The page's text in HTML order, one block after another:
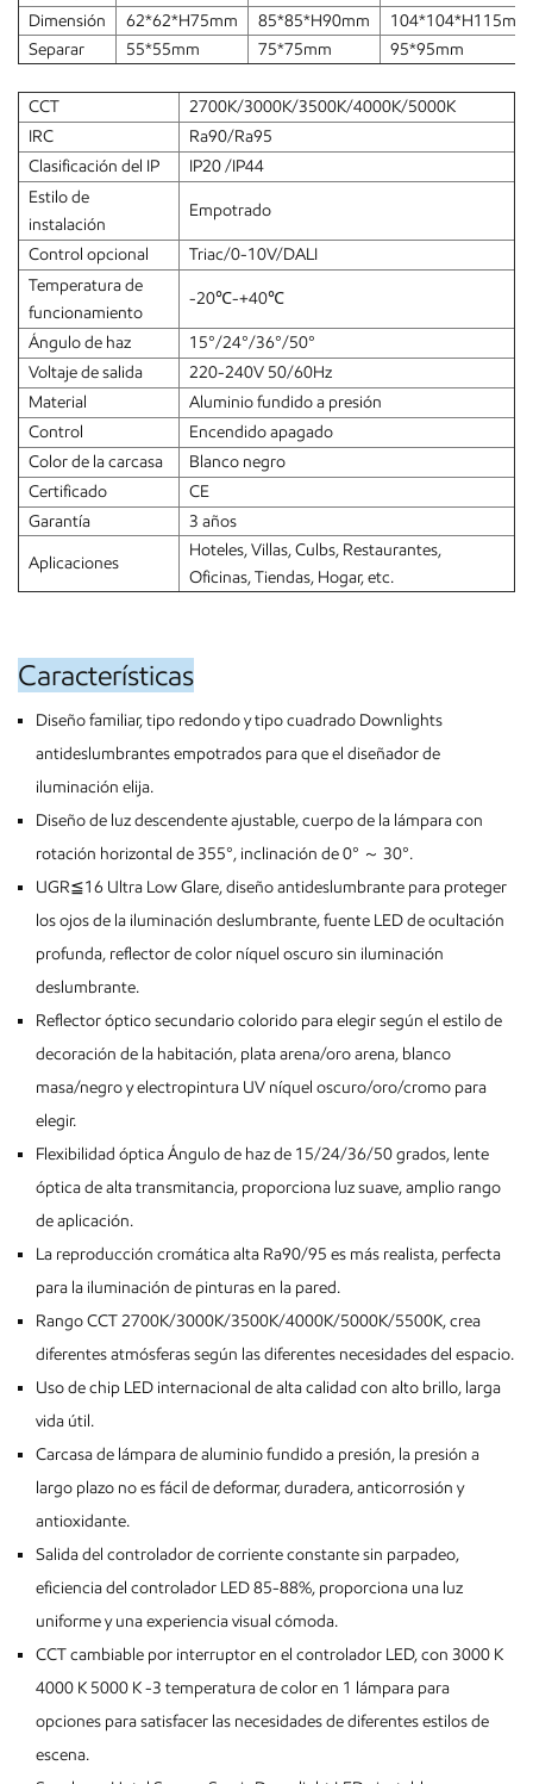
Dimensión
62*62*H75mm 85*85*H90mm
104*104*H115mm
Separar
55*55mm 75*75mm 95*95mm
CCT
2700K/3000K/3500K/4000K/5000K
IRC
Ra90/Ra95
Clasificación del IP
IP20 /IP44
Estilo de
instalación
Empotrado
Control opcional
Triac/0-10V/DALI
Temperatura de
funcionamiento
-20℃-+40℃
Ángulo de haz
15°/24°/36°/50°
Voltaje de salida
220-240V 50/60Hz
Material
Aluminio fundido a presión
Control
Encendido apagado
Color de la carcasa
Blanco negro
Certificado
CE
Garantía
3 años
Aplicaciones
Hoteles, Villas, Culbs, Restaurantes,
Oficinas, Tiendas, Hogar, etc.
Características
Diseño familiar, tipo redondo y tipo cuadrado Downlights
antideslumbrantes empotrados para que el diseñador de
iluminación elija.
Diseño de luz descendente ajustable, cuerpo de la lámpara con
rotación horizontal de 355°, inclinación de 0° ～ 30°.
UGR≦16 Ultra Low Glare, diseño antideslumbrante para proteger
los ojos de la iluminación deslumbrante, fuente LED de ocultación
profunda, reflector de color níquel oscuro sin iluminación
deslumbrante.
Reflector óptico secundario colorido para elegir según el estilo de
decoración de la habitación, plata arena/oro arena, blanco
masa/negro y electropintura UV níquel oscuro/oro/cromo para
elegir.
Flexibilidad óptica Ángulo de haz de 15/24/36/50 grados, lente
óptica de alta transmitancia, proporciona luz suave, amplio rango
de aplicación.
La reproducción cromática alta Ra90/95 es más realista, perfecta
para la iluminación de pinturas en la pared.
Rango CCT 2700K/3000K/3500K/4000K/5000K/5500K, crea
diferentes atmósferas según las diferentes necesidades del espacio.
Uso de chip LED internacional de alta calidad con alto brillo, larga
vida útil.
Carcasa de lámpara de aluminio fundido a presión, la presión a
largo plazo no es fácil de deformar, duradera, anticorrosión y
antioxidante.
Salida del controlador de corriente constante sin parpadeo,
eficiencia del controlador LED 85-88%, proporciona una luz
uniforme y una experiencia visual cómoda.
CCT cambiable por interruptor en el controlador LED, con 3000 K
4000 K 5000 K -3 temperatura de color en 1 lámpara para
opciones para satisfacer las necesidades de diferentes estilos de
escena.